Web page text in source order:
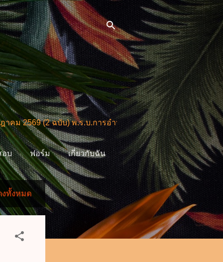
(2 ฉบับ) พ.ร.บ.การอำนวยการความสะดวกในการพิจารณา
อบ ฟอร์ม เกี่ยวกับฉัน
งทั้งหมด